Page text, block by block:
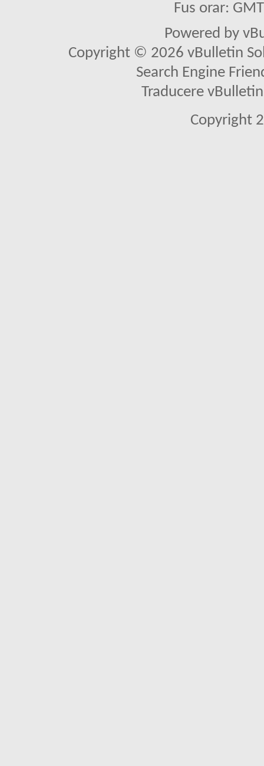
Fus orar:
Powered by
Copyright © 2026 vBulletin
Search Engine
Traducere
Copyright